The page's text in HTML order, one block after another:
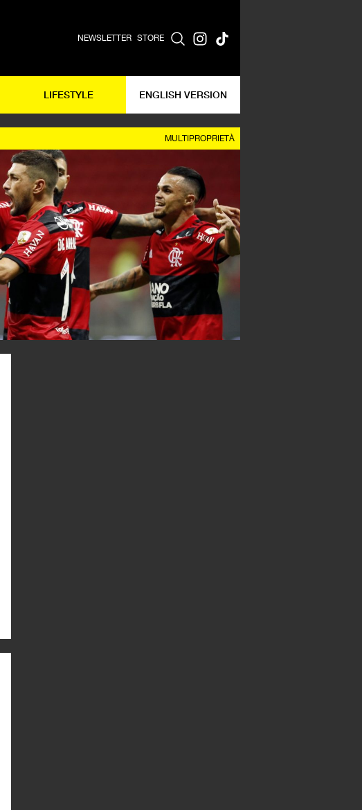
NEWSLETTER STORE
LIFESTYLE ENGLISH VERSION
MULTIPROPRIETÀ